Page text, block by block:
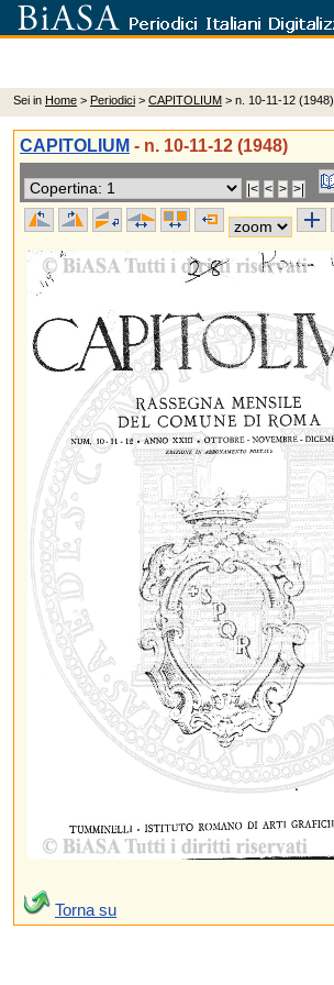
Sei in Home > Periodici > CAPITOLIUM > n. 10-11-12 (1948)
CAPITOLIUM - n. 10-11-12 (1948)
Torna su